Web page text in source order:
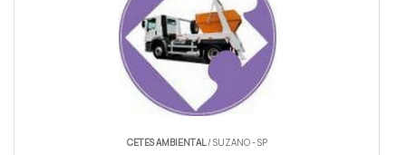
CETES AMBIENTAL/ SUZANO - SP